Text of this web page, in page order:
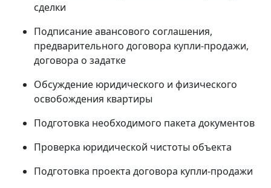
сделки
Подписание авансового соглашения,
предварительного договора купли-продажи,
договора о задатке
Обсуждение юридического и физического
освобождения квартиры
Подготовка необходимого пакета документов
Проверка юридической чистоты объекта
Подготовка проекта договора купли-продажи